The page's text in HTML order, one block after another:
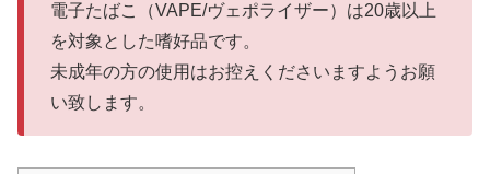
電子たばこ（VAPE/ヴェポライザー）は20歳以上
を対象とした嗜好品です。
未成年の方の使用はお控えくださいますようお願
い致します。